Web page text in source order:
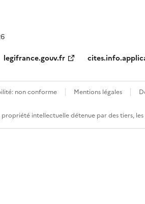
legifrance.gouv.fr
non conforme Mentions légales
intellectuelle détenue par des tiers,